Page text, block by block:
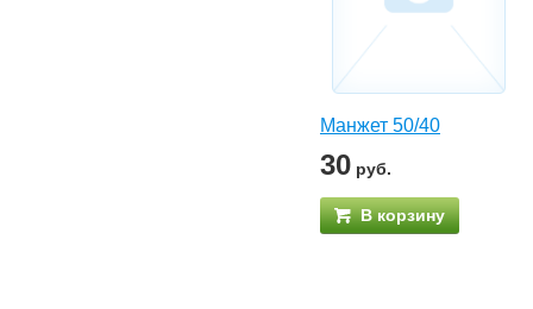
Манжет 50/40
30 руб.
В корзину